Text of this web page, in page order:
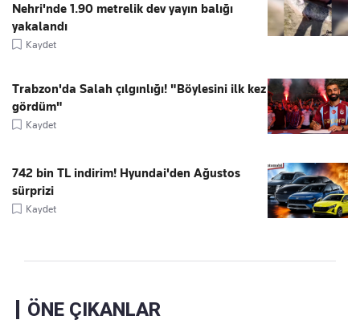
Nehri'nde 1.90 metrelik dev yayın balığı
yakalandı
Kaydet
Trabzon'da Salah çılgınlığı! "Böylesini ilk kez
gördüm"
Kaydet
742 bin TL indirim! Hyundai'den Ağustos
sürprizi
Kaydet
ÖNE ÇIKANLAR